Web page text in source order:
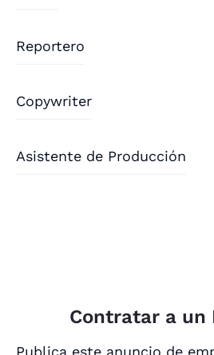
Reportero
Copywriter
Asistente de Producción
Contratar a un
Publica este anuncio de